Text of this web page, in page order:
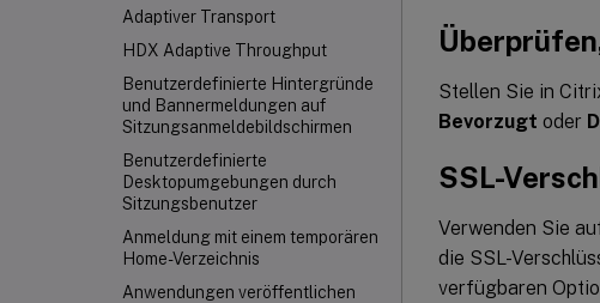
Adaptiver Transport
HDX Adaptive Throughput
Benutzerdefinierte Hintergründe
und Bannermeldungen auf
Sitzungsanmeldebildschirmen
Benutzerdefinierte
Desktopumgebungen durch
Sitzungsbenutzer
Anmeldung mit einem temporären
Home-Verzeichnis
Anwendungen veröffentlichen
Stellen Sie in
Bevorzugt oder
SSL-
Verwenden Sie
die SSL-
verfügbaren